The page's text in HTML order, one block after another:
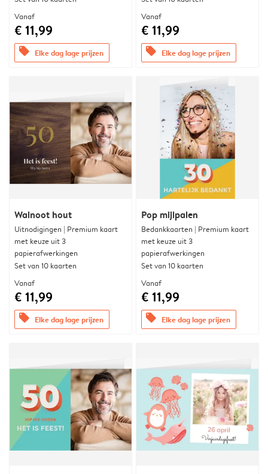
Vanaf
€ 11,99
offers Elke dag lage prijzen
Vanaf
€ 11,99
offers Elke dag lage prijzen
Walnoot hout
Uitnodigingen | Premium kaart
met keuze uit 3
papierafwerkingen
Set van 10 kaarten
Vanaf
€ 11,99
offers Elke dag lage prijzen
Pop mijlpalen
Bedankkaarten | Premium kaart
met keuze uit 3
papierafwerkingen
Set van 10 kaarten
Vanaf
€ 11,99
offers Elke dag lage prijzen